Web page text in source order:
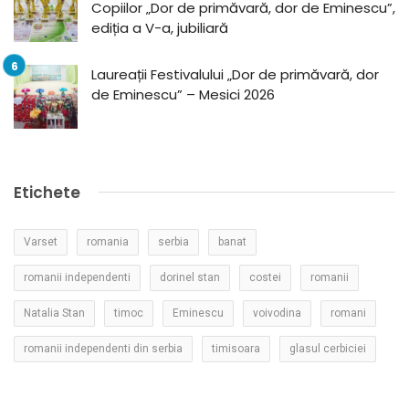
Copiilor „Dor de primăvară, dor de Eminescu”,
ediția a V-a, jubiliară
Laureații Festivalului „Dor de primăvară, dor
de Eminescu” – Mesici 2026
Etichete
Varset romania serbia banat
romanii independenti dorinel stan costei romanii
Natalia Stan timoc Eminescu voivodina romani
romanii independenti din serbia timisoara glasul cerbiciei